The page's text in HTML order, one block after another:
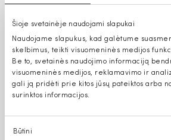
Šioje svetainėje naudojami slapukai
Naudojame slapukus, kad galėtume
skelbimus, teikti visuomeninės medijos
Be to, svetainės naudojimo informaciją
visuomeninės medijos, reklamavimo ir
gali ją pridėti prie kitos jūsų pateiktos arba
surinktos informacijos.
Sutikimo
Būtini